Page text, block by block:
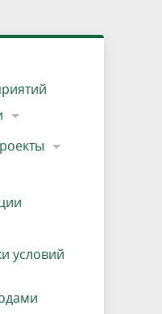
труда
мира, не
условий